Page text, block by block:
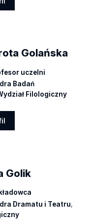
Golańska
uczelni
Badań
Filologiczny
Golik
Dramatu i Teatru,